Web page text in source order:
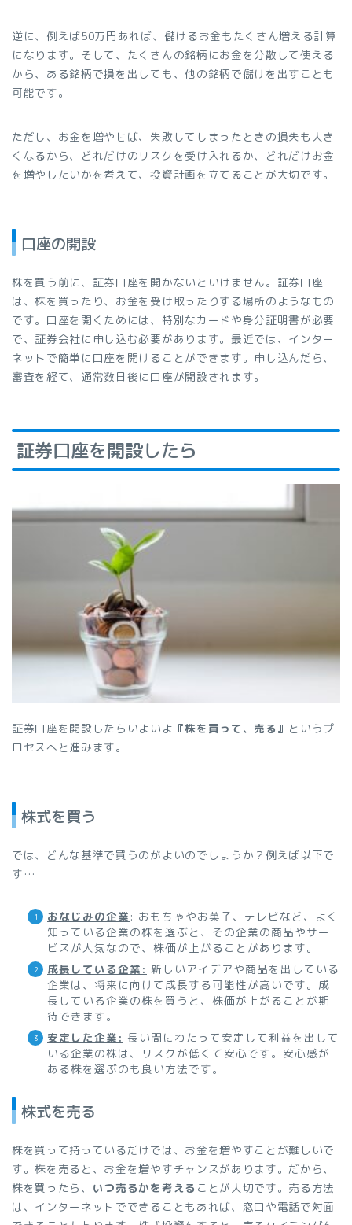
逆に、例えば50万円あれば、儲けるお金もたくさん増える計算
になります。そして、たくさんの銘柄にお金を分散して使える
から、ある銘柄で損を出しても、他の銘柄で儲けを出すことも
可能です。
ただし、お金を増やせば、失敗してしまったときの損失も大き
くなるから、どれだけのリスクを受け入れるか、どれだけお金
を増やしたいかを考えて、投資計画を立てることが大切です。
口座の開設
株を買う前に、証券口座を開かないといけません。証券口座
は、株を買ったり、お金を受け取ったりする場所のようなもの
です。口座を開くためには、特別なカードや身分証明書が必要
で、証券会社に申し込む必要があります。最近では、インター
ネットで簡単に口座を開けることができます。申し込んだら、
審査を経て、通常数日後に口座が開設されます。
証券口座を開設したら
証券口座を開設したらいよいよ 『株を買って、売る』 というプ
ロセスへと進みます。
株式を買う
では、どんな基準で買うのがよいのでしょうか？例えば以下で
す…
おなじみの企業 : おもちゃやお菓子、テレビなど、よく
知っている企業の株を選ぶと、その企業の商品やサー
ビスが人気なので、株価が上がることがあります。
成長している企業: 新しいアイデアや商品を出している
企業は、将来に向けて成長する可能性が高いです。成
長している企業の株を買うと、株価が上がることが期
待できます。
安定した企業: 長い間にわたって安定して利益を出して
いる企業の株は、リスクが低くて安心です。安心感が
ある株を選ぶのも良い方法です。
株式を売る
株を買って持っているだけでは、お金を増やすことが難しいで
す。株を売ると、お金を増やすチャンスがあります。だから、
株を買ったら、 いつ売るかを考える ことが大切です。売る方法
は、インターネットでできることもあれば、窓口や電話で対面